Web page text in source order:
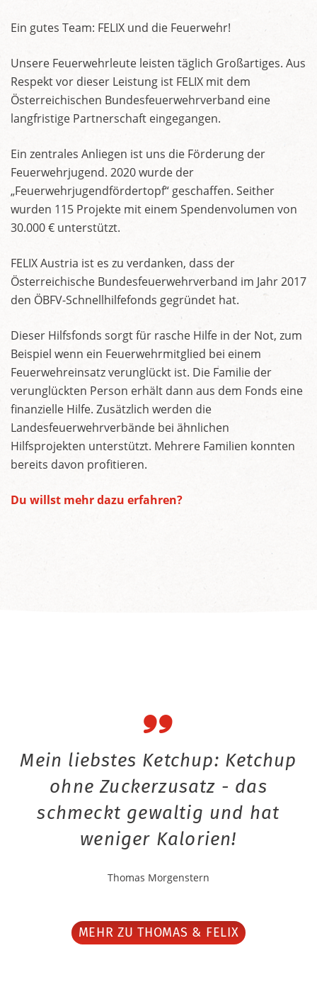
Ein gutes Team: FELIX und die Feuerwehr!
Unsere Feuerwehrleute leisten täglich Großartiges. Aus
Respekt vor dieser Leistung ist FELIX mit dem
Österreichischen Bundesfeuerwehrverband eine
langfristige Partnerschaft eingegangen.
Ein zentrales Anliegen ist uns die Förderung der
Feuerwehrjugend. 2020 wurde der
„Feuerwehrjugendfördertopf“ geschaffen. Seither
wurden 115 Projekte mit einem Spendenvolumen von
30.000 € unterstützt.
FELIX Austria ist es zu verdanken, dass der
Österreichische Bundesfeuerwehrverband im Jahr 2017
den ÖBFV-Schnellhilfefonds gegründet hat.
Dieser Hilfsfonds sorgt für rasche Hilfe in der Not, zum
Beispiel wenn ein Feuerwehrmitglied bei einem
Feuerwehreinsatz verunglückt ist. Die Familie der
verunglückten Person erhält dann aus dem Fonds eine
finanzielle Hilfe. Zusätzlich werden die
Landesfeuerwehrverbände bei ähnlichen
Hilfsprojekten unterstützt. Mehrere Familien konnten
bereits davon profitieren.
Du willst mehr dazu erfahren?
Mein liebstes Ketchup: Ketchup
ohne Zuckerzusatz - das
schmeckt gewaltig und hat
weniger Kalorien!
Thomas Morgenstern
MEHR ZU THOMAS & FELIX